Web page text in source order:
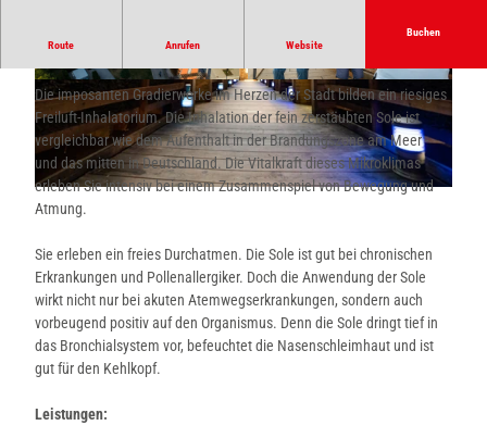
© Tourismus NRW e.V. / Teutoburger Wald Tour
ismus
© Teutoburger Wald Tourismus, D. Ketz
Route Anrufen Website
Buchen
Die imposanten Gradierwerke im Herzen der Stadt bilden ein riesiges
Freiluft-Inhalatorium. Die Inhalation der fein zerstäubten Sole ist
vergleichbar wie dem Aufenthalt in der Brandungszone am Meer -
und das mitten in Deutschland. Die Vitalkraft dieses Mikroklimas
erleben Sie intensiv bei einem Zusammenspiel von Bewegung und
Atmung.
Sie erleben ein freies Durchatmen. Die Sole ist gut bei chronischen
Erkrankungen und Pollenallergiker. Doch die Anwendung der Sole
wirkt nicht nur bei akuten Atemwegserkrankungen, sondern auch
vorbeugend positiv auf den Organismus. Denn die Sole dringt tief in
das Bronchialsystem vor, befeuchtet die Nasenschleimhaut und ist
gut für den Kehlkopf.
Leistungen: